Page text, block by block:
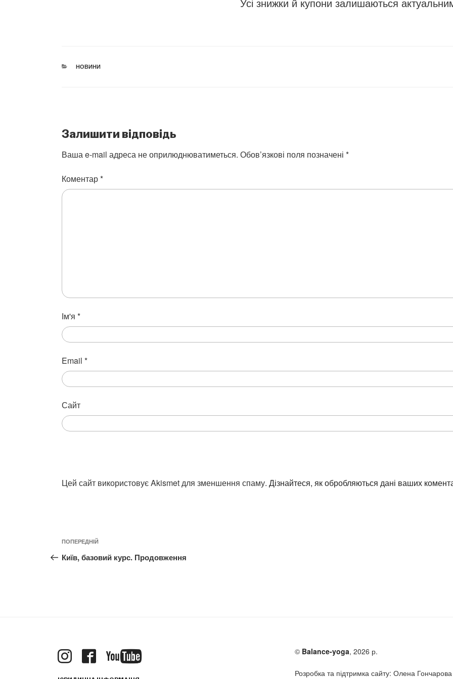
CATEGORIES
НОВИНИ
Залишити відповідь
Ваша e-mail адреса не оприлюднюватиметься. Обов’язкові поля позначені *
Коментар*
Ім'я *
Email *
Сайт
Цей сайт використовує Akismet для зменшення спаму. Дізнайтеся, як обробляються дані ваших
Навігація
записів
Попередній
допис
ПОПЕРЕДНІЙ
Київ, базовий курс. Продовження
© Balance-yoga, 2026 р.
Розробка та підтримка сайту: Олена Гончарова